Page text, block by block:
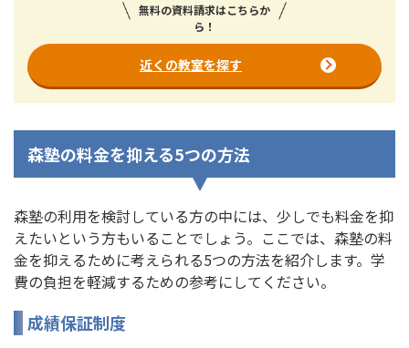
無料の資料請求はこちらか
ら！
近くの教室を探す
森塾の料金を抑える5つの方法
森塾の利用を検討している方の中には、少しでも料金を抑
えたいという方もいることでしょう。ここでは、森塾の料
金を抑えるために考えられる5つの方法を紹介します。学
費の負担を軽減するための参考にしてください。
成績保証制度